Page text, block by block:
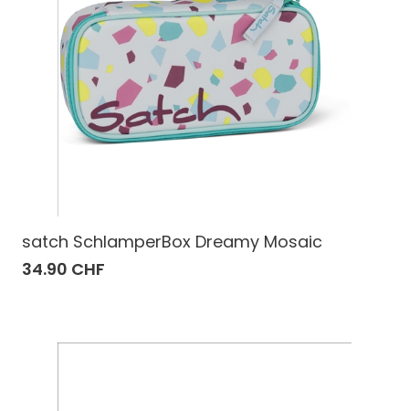
satch SchlamperBox Dreamy Mosaic
34.90 CHF